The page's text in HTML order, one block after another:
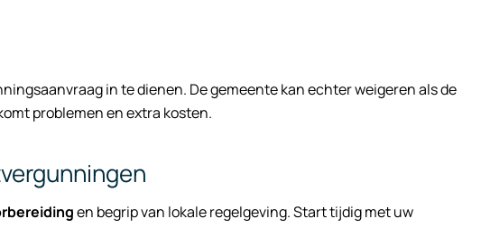
in te dienen. De gemeente kan echter weigeren als de
problemen en extra kosten.
en begrip van lokale regelgeving. Start tijdig met uw